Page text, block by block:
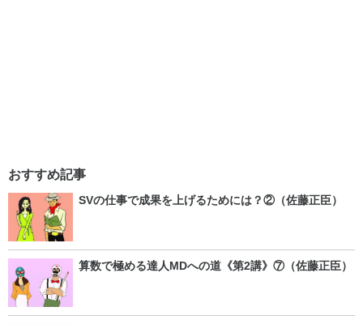
おすすめ記事
SVの仕事で成果を上げるためには？②（佐藤正臣）
算数で極める達人MDへの道《第2講》⑦（佐藤正臣）